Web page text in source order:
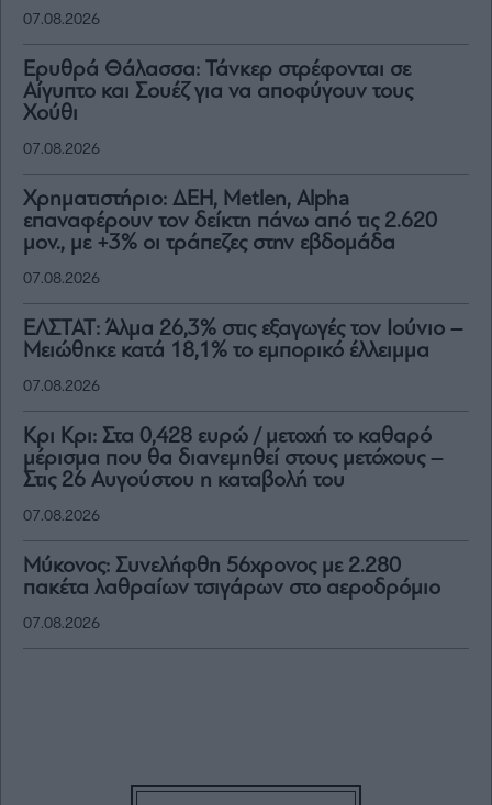
07.08.2026
Ερυθρά Θάλασσα: Τάνκερ στρέφονται σε
Αίγυπτο και Σουέζ για να αποφύγουν τους
Χούθι
07.08.2026
Χρηματιστήριο: ΔΕΗ, Metlen, Αlpha
επαναφέρουν τον δείκτη πάνω από τις 2.620
μον., με +3% οι τράπεζες στην εβδομάδα
07.08.2026
ΕΛΣΤΑΤ: Άλμα 26,3% στις εξαγωγές τον Ιούνιο –
Μειώθηκε κατά 18,1% το εμπορικό έλλειμμα
07.08.2026
Κρι Κρι: Στα 0,428 ευρώ / μετοχή το καθαρό
μέρισμα που θα διανεμηθεί στους μετόχους –
Στις 26 Αυγούστου η καταβολή του
07.08.2026
Μύκονος: Συνελήφθη 56χρονος με 2.280
πακέτα λαθραίων τσιγάρων στο αεροδρόμιο
07.08.2026